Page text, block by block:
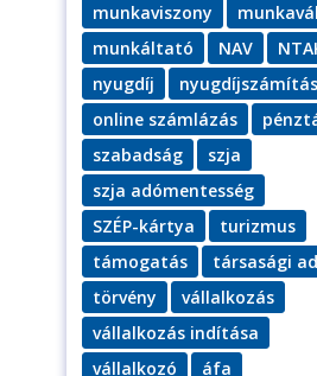
munkaviszony
munkáltató
NAV
nyugdíj
nyugdíjszámítás
online számlázás
szabadság
szja
szja adómentesség
SZÉP-kártya
turizmus
támogatás
társasági
törvény
vállalkozás
vállalkozás indítása
vállalkozó
áfa